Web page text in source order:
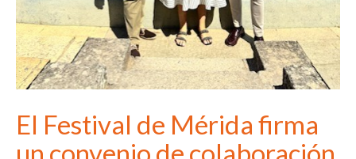
El Festival de Mérida firma